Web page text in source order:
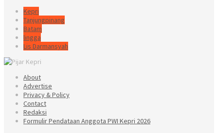
Kepri
Tanjungpinang
Batam
lingga
Lis Darmansyah
About
Advertise
Privacy & Policy
Contact
Redaksi
Formulir Pendataan Anggota PWI Kepri 2026